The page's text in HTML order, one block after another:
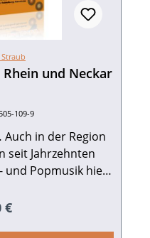
und Neckar
109-9
in der Region
seit Jahrzehnten
und Popmusik hier
wie die Rolling
Preis:
€